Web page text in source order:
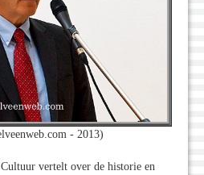
- 2013)
vertelt over de historie en